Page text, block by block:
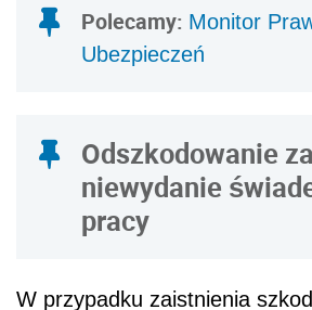
Polecamy: Monitor
Ubezpieczeń
Odszkodowanie za
niewydanie
pracy
W przypadku zaistnienia